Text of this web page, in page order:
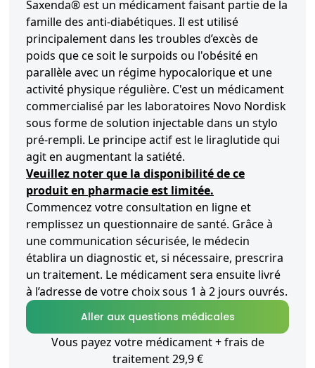
Saxenda® est un médicament faisant partie de la
famille des anti-diabétiques. Il est utilisé
principalement dans les troubles d’excès de
poids que ce soit le surpoids ou l'obésité en
parallèle avec un régime hypocalorique et une
activité physique régulière. C'est un médicament
commercialisé par les laboratoires Novo Nordisk
sous forme de solution injectable dans un stylo
pré-rempli. Le principe actif est le liraglutide qui
agit en augmentant la satiété.
Veuillez noter que la disponibilité de ce
produit en pharmacie est limitée.
Commencez votre consultation en ligne et
remplissez un questionnaire de santé. Grâce à
une communication sécurisée, le médecin
établira un diagnostic et, si nécessaire, prescrira
un traitement. Le médicament sera ensuite livré
à l’adresse de votre choix sous 1 à 2 jours ouvrés.
Aller aux questions médicales
Vous payez votre médicament + frais de
traitement 29,9 €